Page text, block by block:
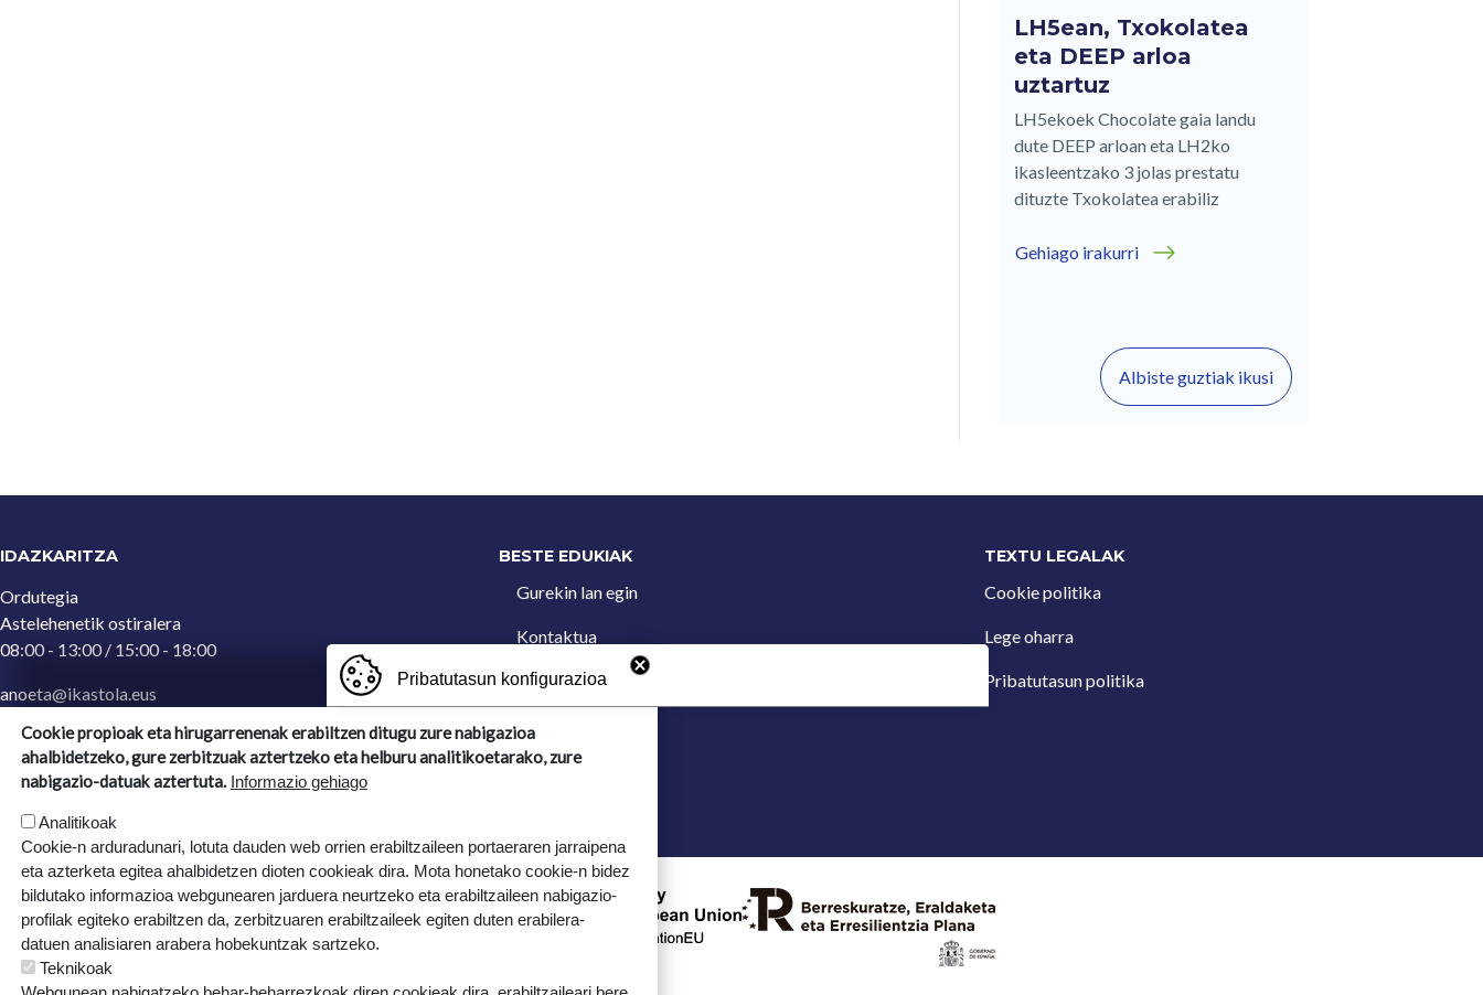
LH5ean, Txokolatea
eta DEEP arloa
uztartuz
LH5ekoek Chocolate gaia landu
dute DEEP arloan eta LH2ko
ikasleentzako 3 jolas prestatu
dituzte Txokolatea erabiliz
Gehiago irakurri
Albiste guztiak ikusi
IDAZKARITZA
Ordutegia
Astelehenetik ostiralera
08:00 - 13:00 / 15:00 - 18:00
anoeta@ikastola.eus
Ergoien, 5
20270, Anoeta, Gipuzkoa
BESTE EDUKIAK
Gurekin lan egin
Kontaktua
Iradokizun postontzia
TEXTU LEGALAK
Cookie politika
Lege oharra
Pribatutasun politika
Pribatutasun konfigurazioa
Cookie propioak eta hirugarrenenak erabiltzen ditugu zure nabigazioa
ahalbidetzeko, gure zerbitzuak aztertzeko eta helburu analitikoetarako, zure
nabigazio-datuak aztertuta. Informazio gehiago
Analitikoak
Cookie-n arduradunari, lotuta dauden web orrien erabiltzaileen portaeraren jarraipena
eta azterketa egitea ahalbidetzen dioten cookieak dira. Mota honetako cookie-n bidez
bildutako informazioa webgunearen jarduera neurtzeko eta erabiltzaileen nabigazio-
profilak egiteko erabiltzen da, zerbitzuaren erabiltzaileek egiten duten erabilera-
datuen analisiaren arabera hobekuntzak sartzeko.
Teknikoak